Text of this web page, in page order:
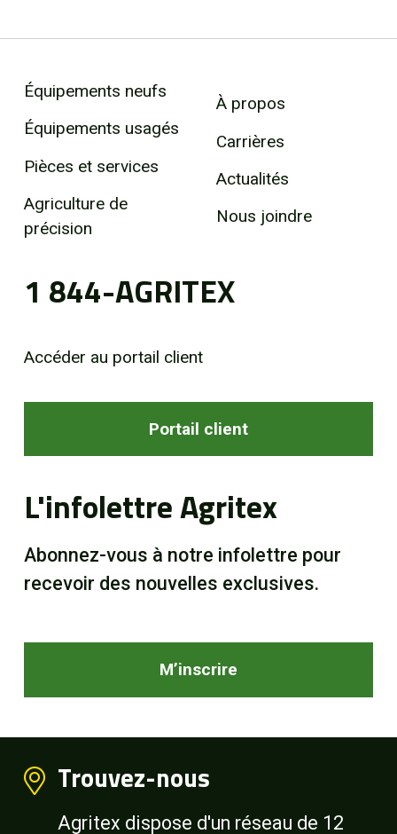
Équipements neufs
Équipements usagés
Pièces et services
Agriculture de
précision
À propos
Carrières
Actualités
Nous joindre
1 844-AGRITEX
Accéder au portail client
Portail client
L'infolettre Agritex
Abonnez-vous à notre infolettre pour
recevoir des nouvelles exclusives.
M’inscrire
Trouvez-nous
Agritex dispose d'un réseau de 12